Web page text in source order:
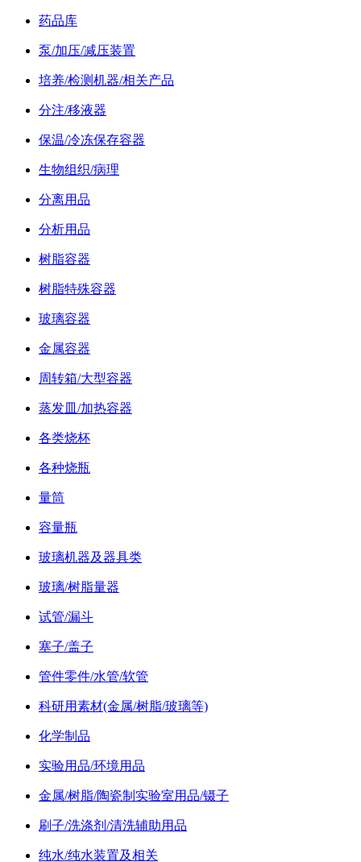
药品库
泵/加压/减压装置
培养/检测机器/相关产品
分注/移液器
保温/冷冻保存容器
生物组织/病理
分离用品
分析用品
树脂容器
树脂特殊容器
玻璃容器
金属容器
周转箱/大型容器
蒸发皿/加热容器
各类烧杯
各种烧瓶
量筒
容量瓶
玻璃机器及器具类
玻璃/树脂量器
试管/漏斗
塞子/盖子
管件零件/水管/软管
科研用素材(金属/树脂/玻璃等)
化学制品
实验用品/环境用品
金属/树脂/陶瓷制实验室用品/镊子
刷子/洗涤剂/清洗辅助用品
纯水/纯水装置及相关